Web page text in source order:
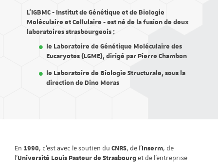
L’IGBMC - Institut de Génétique et de Biologie
Moléculaire et Cellulaire - est né de la fusion de deux
laboratoires strasbourgeois :
le Laboratoire de Génétique Moléculaire des
Eucaryotes (LGME), dirigé par Pierre Chambon
le Laboratoire de Biologie Structurale, sous la
direction de Dino Moras
En 1990, c'est avec le soutien du CNRS, de l'Inserm, de
l'Université Louis Pasteur de Strasbourg et de l'entreprise